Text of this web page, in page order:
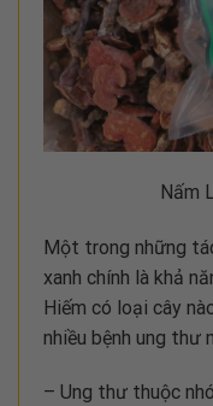
Nấm
Một trong những
xanh chính là khả
Hiếm có loại cây
nhiều bệnh ung thư
– Ung thư thuộc